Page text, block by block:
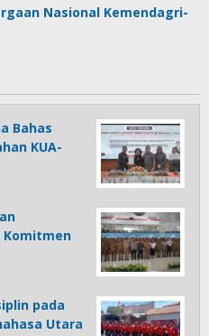
Nasional Kemendagri-
Bahas
KUA-
Komitmen
pada
Utara